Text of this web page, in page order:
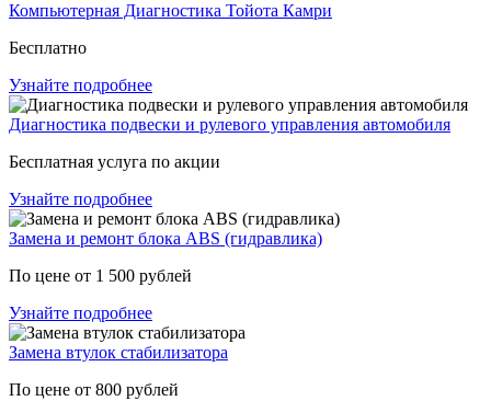
Компьютерная Диагностика Тойота Камри
Бесплатно
Узнайте подробнее
Диагностика подвески и рулевого управления автомобиля
Бесплатная услуга по акции
Узнайте подробнее
Замена и ремонт блока ABS (гидравлика)
По цене от 1 500 рублей
Узнайте подробнее
Замена втулок стабилизатора
По цене от 800 рублей